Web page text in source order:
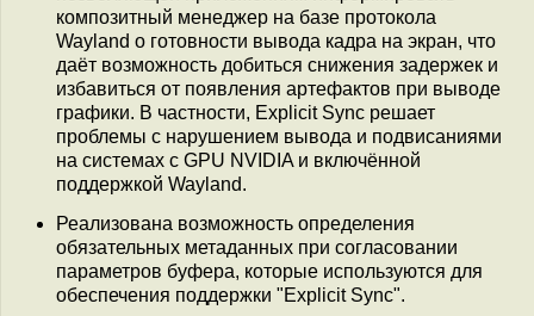
композитный менеджер на базе протокола
Wayland о готовности вывода кадра на экран, что
даёт возможность добиться снижения задержек и
избавиться от появления артефактов при выводе
графики. В частности, Explicit Sync решает
проблемы с нарушением вывода и подвисаниями
на системах с GPU NVIDIA и включённой
поддержкой Wayland.
Реализована возможность определения
обязательных метаданных при согласовании
параметров буфера, которые используются для
обеспечения поддержки "Explicit Sync".